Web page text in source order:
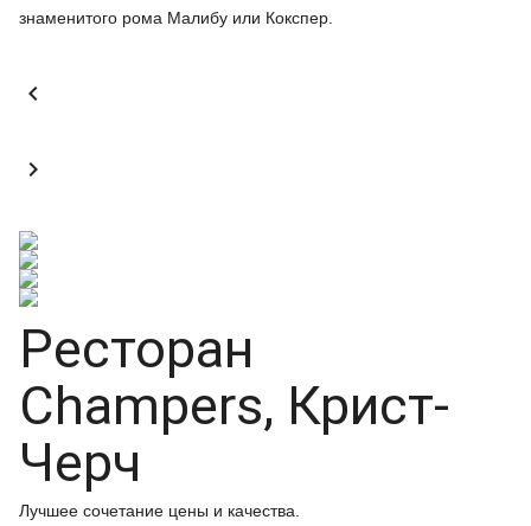
знаменитого рома Малибу или Кокспер.


Ресторан
Champers, Крист-
Черч
Лучшее сочетание цены и качества.